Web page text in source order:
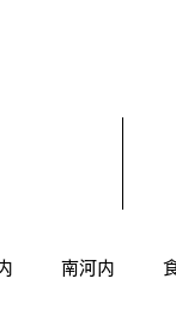
南河内